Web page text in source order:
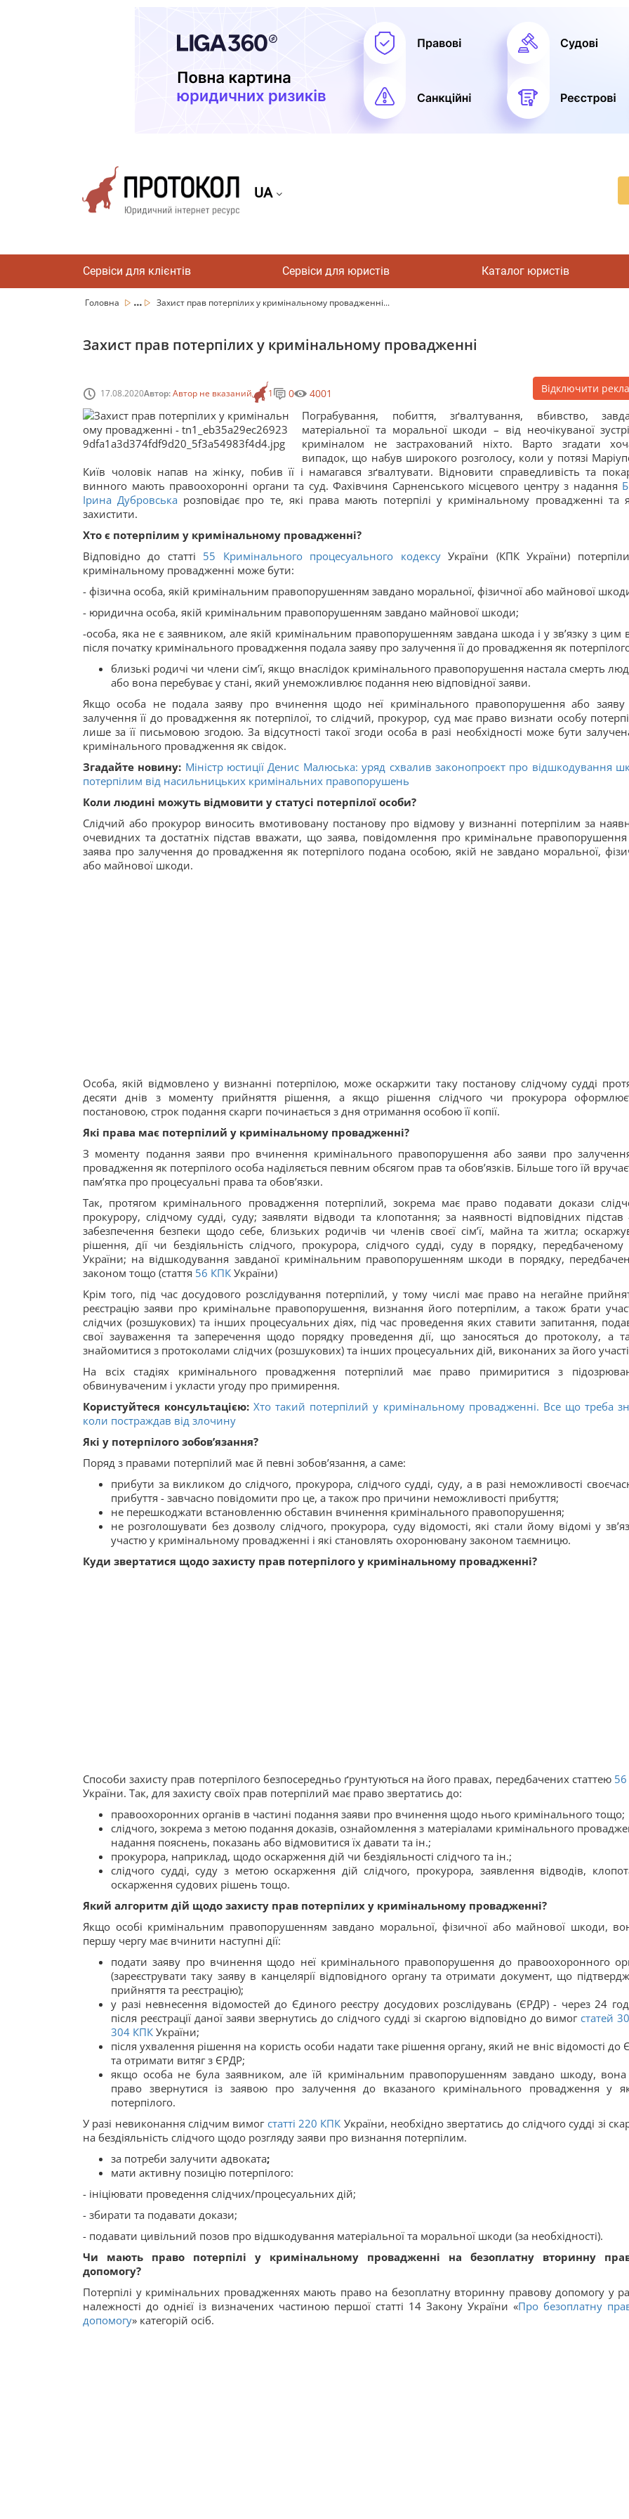
UA
Сервіси для клієнтів Сервіси для юристів Каталог юристів
Головна ... Захист прав потерпілих у кримінальному провадженні...
Захист прав потерпілих у кримінальному провадженні
17.08.2020Автор:Автор не вказаний 1 0 4001 Відключити
Пограбування, побиття, зґвалтування, вбивство,
матеріальної та моральної шкоди – від неочікуваної
криміналом не застрахований ніхто. Варто згадати
випадок, що набув широкого розголосу, коли у потязі
Київ чоловік напав на жінку, побив її і намагався зґвалтувати. Відновити справедливість та
винного мають правоохоронні органи та суд. Фахівчиня Сарненського місцевого центру з надання
Ірина Дубровська розповідає про те, які права мають потерпілі у кримінальному провадженні та
захистити.
Хто є потерпілим у кримінальному провадженні?
Відповідно до статті 55 Кримінального процесуального кодексуУкраїни (КПК України)
кримінальному провадженні може бути:
- фізична особа, якій кримінальним правопорушенням завдано моральної, фізичної або майнової
- юридична особа, якій кримінальним правопорушенням завдано майнової шкоди;
-особа, яка не є заявником, але якій кримінальним правопорушенням завдана шкода і у зв’язку з цим
після початку кримінального провадження подала заяву про залучення її до провадження як
близькі родичі чи члени сім’ї, якщо внаслідок кримінального правопорушення настала смерть
або вона перебуває у стані, який унеможливлює подання нею відповідної заяви.
Якщо особа не подала заяву про вчинення щодо неї кримінального правопорушення або
залучення її до провадження як потерпілої, то слідчий, прокурор, суд має право визнати особу
лише за її письмовою згодою. За відсутності такої згоди особа в разі необхідності може бути
кримінального провадження як свідок.
Згадайте новину: Міністр юстиції Денис Малюська: уряд схвалив законопроєкт про відшкодування
потерпілим від насильницьких кримінальних правопорушень
Коли людині можуть відмовити у статусі потерпілої особи?
Слідчий або прокурор виносить вмотивовану постанову про відмову у визнанні потерпілим за
очевидних та достатніх підстав вважати, що заява, повідомлення про кримінальне
заява про залучення до провадження як потерпілого подана особою, якій не завдано моральної,
або майнової шкоди.
Особа, якій відмовлено у визнанні потерпілою, може оскаржити таку постанову слідчому судді
десяти днів з моменту прийняття рішення, а якщо рішення слідчого чи прокурора
постановою, строк подання скарги починається з дня отримання особою її копії.
Які права має потерпілий у кримінальному провадженні?
З моменту подання заяви про вчинення кримінального правопорушення або заяви про
провадження як потерпілого особа наділяється певним обсягом прав та обов’язків. Більше того їй
пам’ятка про процесуальні права та обов’язки.
Так, протягом кримінального провадження потерпілий, зокрема має право подавати докази
прокурору, слідчому судді, суду; заявляти відводи та клопотання; за наявності відповідних
забезпечення безпеки щодо себе, близьких родичів чи членів своєї сім’ї, майна та житла;
рішення, дії чи бездіяльність слідчого, прокурора, слідчого судді, суду в порядку, передбаченому
України; на відшкодування завданої кримінальним правопорушенням шкоди в порядку,
законом тощо (стаття 56 КПК України)
Крім того, під час досудового розслідування потерпілий, у тому числі має право на негайне
реєстрацію заяви про кримінальне правопорушення, визнання його потерпілим, а також брати
слідчих (розшукових) та інших процесуальних діях, під час проведення яких ставити запитання,
свої зауваження та заперечення щодо порядку проведення дії, що заносяться до протоколу, а
знайомитися з протоколами слідчих (розшукових) та інших процесуальних дій, виконаних за його
На всіх стадіях кримінального провадження потерпілий має право примиритися з
обвинуваченим і укласти угоду про примирення.
Користуйтеся консультацією:Хто такий потерпілий у кримінальному провадженні. Все що треба
коли постраждав від злочину
Які у потерпілого зобов’язання?
Поряд з правами потерпілий має й певні зобов’язання, а саме:
прибути за викликом до слідчого, прокурора, слідчого судді, суду, а в разі неможливості
прибуття - завчасно повідомити про це, а також про причини неможливості прибуття;
не перешкоджати встановленню обставин вчинення кримінального правопорушення;
не розголошувати без дозволу слідчого, прокурора, суду відомості, які стали йому відомі у
участю у кримінальному провадженні і які становлять охоронювану законом таємницю.
Куди звертатися щодо захисту прав потерпілого у кримінальному провадженні?
Способи захисту прав потерпілого безпосередньо ґрунтуються на його правах, передбачених статтею56
України. Так, для захисту своїх прав потерпілий має право звертатись до:
правоохоронних органів в частині подання заяви про вчинення щодо нього кримінального тощо;
слідчого, зокрема з метою подання доказів, ознайомлення з матеріалами кримінального
надання пояснень, показань або відмовитися їх давати та ін.;
прокурора, наприклад, щодо оскарження дій чи бездіяльності слідчого та ін.;
слідчого судді, суду з метою оскарження дій слідчого, прокурора, заявлення відводів,
оскарження судових рішень тощо.
Який алгоритм дій щодо захисту прав потерпілих у кримінальному провадженні?
Якщо особі кримінальним правопорушенням завдано моральної, фізичної або майнової шкоди,
першу чергу має вчинити наступні дії:
подати заяву про вчинення щодо неї кримінального правопорушення до правоохоронного
(зареєструвати таку заяву в канцелярії відповідного органу та отримати документ, що
прийняття та реєстрацію);
у разі невнесення відомостей до Єдиного реєстру досудових розслідувань (ЄРДР) - через 24
після реєстрації даної заяви звернутись до слідчого судді зі скаргою відповідно до вимогстатей
304 КПК України;
після ухвалення рішення на користь особи надати таке рішення органу, який не вніс відомості до
та отримати витяг з ЄРДР;
якщо особа не була заявником, але їй кримінальним правопорушенням завдано шкоду,
право звернутися із заявою про залучення до вказаного кримінального провадження у
потерпілого.
У разі невиконання слідчим вимог статті 220 КПК України, необхідно звертатись до слідчого судді зі
на бездіяльність слідчого щодо розгляду заяви про визнання потерпілим.
за потреби залучити адвоката;
мати активну позицію потерпілого:
- ініціювати проведення слідчих/процесуальних дій;
- збирати та подавати докази;
- подавати цивільний позов про відшкодування матеріальної та моральної шкоди (за необхідності).
Чи мають право потерпілі у кримінальному провадженні на безоплатну вторинну
допомогу?
Потерпілі у кримінальних провадженнях мають право на безоплатну вторинну правову допомогу у
належності до однієї із визначених частиною першої статті 14 Закону України «Про безоплатну
допомогу» категорій осіб.